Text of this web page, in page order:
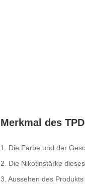
Merkmal des
1. Die Farbe und der
2. Die Nikotinstärke
3. Aussehen des